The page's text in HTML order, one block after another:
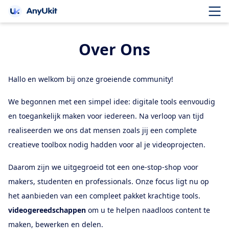
Over Ons
Hallo en welkom bij onze groeiende community!
We begonnen met een simpel idee: digitale tools eenvoudig
en toegankelijk maken voor iedereen. Na verloop van tijd
realiseerden we ons dat mensen zoals jij een complete
creatieve toolbox nodig hadden voor al je videoprojecten.
Daarom zijn we uitgegroeid tot een one-stop-shop voor
makers, studenten en professionals. Onze focus ligt nu op
het aanbieden van een compleet pakket krachtige tools.
videogereedschappen om u te helpen naadloos content te
maken, bewerken en delen.